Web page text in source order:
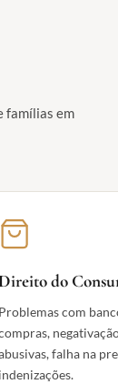
famílias em
do
com
falha na